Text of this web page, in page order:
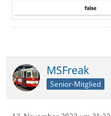
MSFreak
Senior-Mitglied